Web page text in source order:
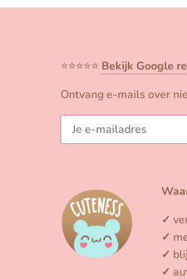
⭐️⭐️⭐️⭐️⭐️ Bekijk Google
Ontvang e-mails over
✓
✓
✓
✓